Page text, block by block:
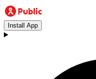
Install App